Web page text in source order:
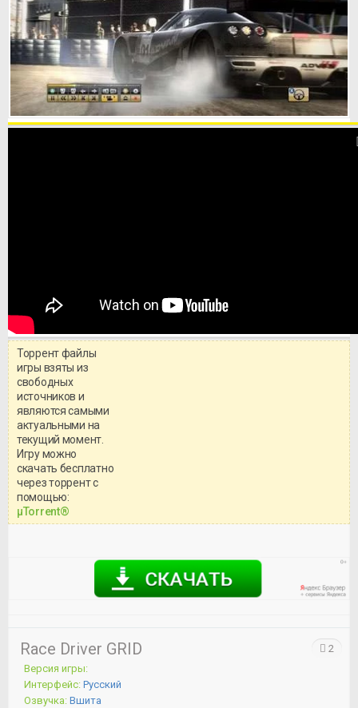
системными требованиями и
Торрент файлы
игры взяты из
свободных
источников и
являются самыми
актуальными на
текущий момент.
Игру можно
скачать бесплатно
через торрент с
помощью:
μTorrent®
Race Driver GRID
Версия игры:
Интерфейс: Русский
Озвучка: Вшита
2